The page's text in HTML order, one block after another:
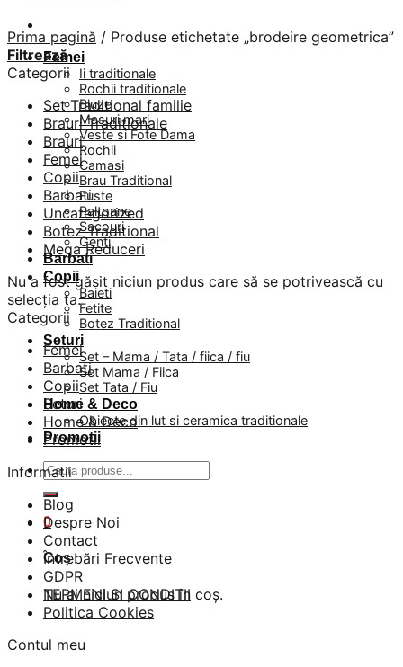
Femei
Ii traditionale
Rochii traditionale
Bluze
Masuri mari
Veste si Fote Dama
Rochii
Camasi
Brau Traditional
Fuste
Paltoane
Sacouri
Genti
Barbati
Copii
Baieti
Fetite
Botez Traditional
Seturi
Set – Mama / Tata / fiica / fiu
Set Mama / Fiica
Set Tata / Fiu
Home & Deco
Obiecte din lut si ceramica traditionale
Promotii
Caută
0
Coș
Nu ai niciun produs în coș.
Prima pagină / Produse etichetate „brodeire geometrica”
Filtrează
Categorii
Set Traditional familie
Brauri Traditionale
Brauri
Femei
Copii
Barbati
Uncategorized
Botez Traditional
Mega Reduceri
Nu a fost găsit niciun produs care să se potrivească cu
selecția ta.
Categorii
Femei
Barbati
Copii
Seturi
Home & Deco
Promotii
Informatii
Blog
Despre Noi
Contact
Întrebări Frecvente
GDPR
TERMENI SI CONDITII
Politica Cookies
Contul meu